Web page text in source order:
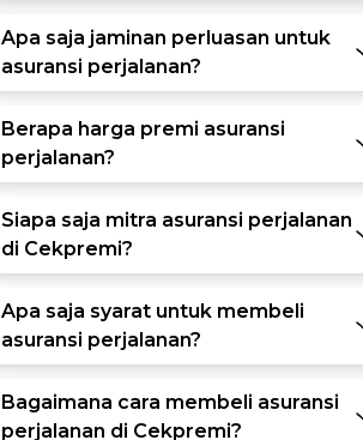
Apa saja jaminan perluasan untuk
asuransi perjalanan?
Berapa harga premi asuransi
perjalanan?
Siapa saja mitra asuransi perjalanan
di Cekpremi?
Apa saja syarat untuk membeli
asuransi perjalanan?
Bagaimana cara membeli asuransi
perjalanan di Cekpremi?